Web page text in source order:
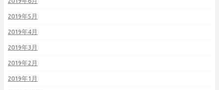
2019年5月
2019年4月
2019年3月
2019年2月
2019年1月